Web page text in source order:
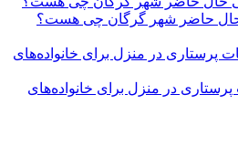
حال حاضر شهر گرگان چی هست؟
در منزل برای خانواده‌های